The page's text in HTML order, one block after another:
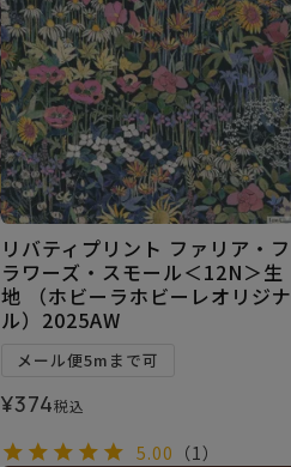
リバティプリント ファリア・フ
ラワーズ・スモール＜12N＞生
地 （ホビーラホビーレオリジナ
ル）2025AW
メール便5mまで可
¥374税込
5.00 （1）